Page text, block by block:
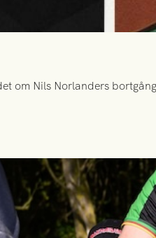
om Nils Norlanders